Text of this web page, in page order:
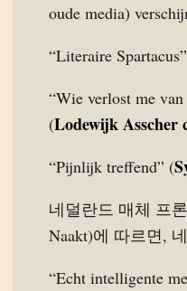
oude media)
“Literaire
“Wie verlost me
(Lodewijk Asscher
“Pijnlijk treffend” (
네덜란드 매체 프
Naakt)에 따르면,
“Echt intelligente